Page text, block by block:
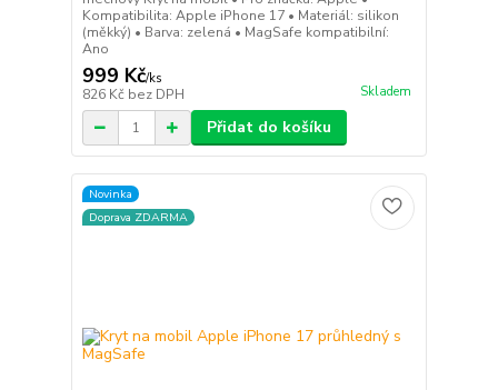
Kompatibilita: Apple iPhone 17 • Materiál: silikon
(měkký) • Barva: zelená • MagSafe kompatibilní:
Ano
999 Kč/ks
826 Kč bez DPH Skladem
Přidat do košíku
Novinka
Doprava ZDARMA